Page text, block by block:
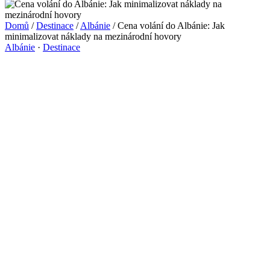
Domů / Destinace / Albánie / Cena volání do Albánie: Jak
minimalizovat náklady na mezinárodní hovory
Albánie · Destinace